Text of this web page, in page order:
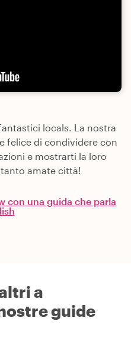
locals. La nostra
felice di condividere con
e mostrarti la loro
amate città!
con una guida che parla
a
guide